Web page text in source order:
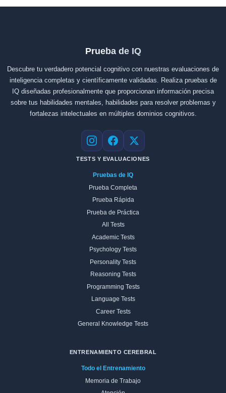
Prueba de IQ
Descubre tu verdadero potencial cognitivo con nuestras evaluaciones de
inteligencia completas y científicamente validadas. Realiza pruebas de
IQ diseñadas profesionalmente que proporcionan información precisa
sobre tus habilidades mentales, habilidades para resolver problemas y
fortalezas intelectuales en múltiples dominios cognitivos.
Instagram
Facebook
X
TESTS Y EVALUACIONES
Pruebas de IQ
Prueba Completa
Prueba Rápida
Prueba de Práctica
All Tests
Academic Tests
Psychology Tests
Personality Tests
Reasoning Tests
Programming Tests
Language Tests
Career Tests
General Knowledge Tests
ENTRENAMIENTO CEREBRAL
Todo el Entrenamiento
Memoria de Trabajo